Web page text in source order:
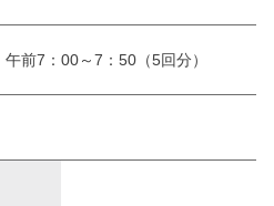
午前7：00～7：50（5回分）